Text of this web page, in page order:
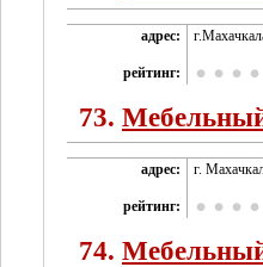
адрес:
рейтинг:
73.
адрес: г.
рейтинг:
74.